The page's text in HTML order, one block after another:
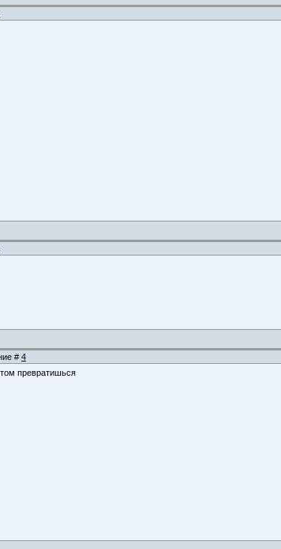
# 4
превратишься